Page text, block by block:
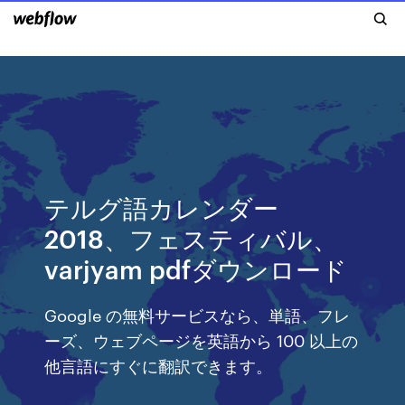
テルグ語カレンダー
2018、フェスティバル、
varjyam pdfダウンロード
Google の無料サービスなら、単語、フレ
ーズ、ウェブページを英語から 100 以上の
他言語にすぐに翻訳できます。